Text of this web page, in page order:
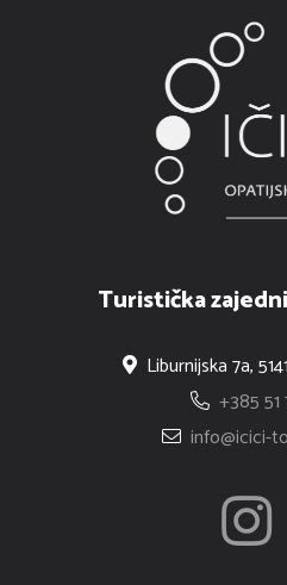
Turistička
Liburnijska 7a,
+385 51
info@icici-